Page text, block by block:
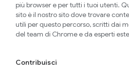
più browser e per tutti i tuoi utenti.
sito è il nostro sito dove trovare
utili per questo percorso, scritti dai
del team di Chrome e da esperti
Contribuisci